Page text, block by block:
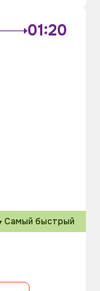
01:20
Самый быстрый